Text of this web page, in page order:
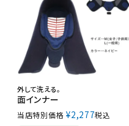
外して洗える。
面インナー
当店特別価格 ¥2,277税込